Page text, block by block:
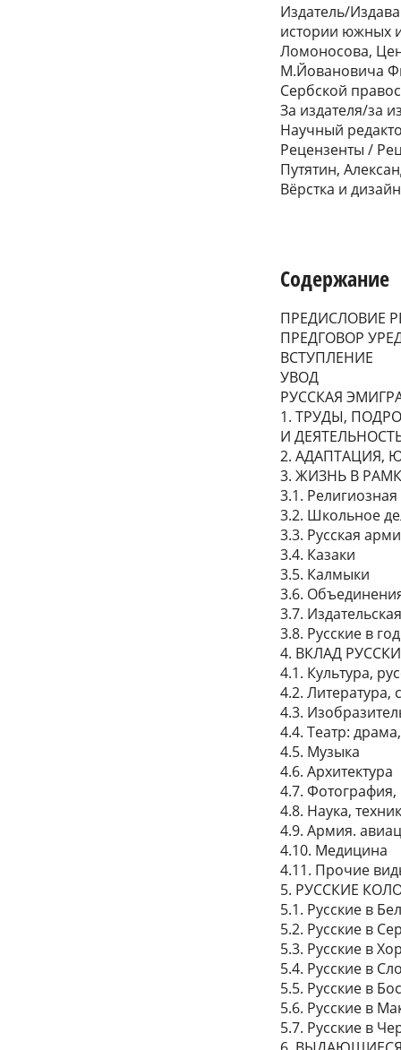
Издатель/
истории южных
Ломоносова,
М.Йовановича
Сербской
За издателя/за
Научный
Рецензенты /
Путятин,
Вёрстка и
Содержание
ПРЕДИСЛОВИЕ
ПРЕДГОВОР
ВСТУПЛЕНИЕ
УВОД
РУССКАЯ
1. ТРУДЫ,
И
2. АДАПТАЦИЯ,
3. ЖИЗНЬ В
3.1.
3.2. Школьное
3.3. Русская
3.4. Казаки
3.5. Калмыки
3.6.
3.7.
3.8. Русские в
4. ВКЛАД
4.1. Культура,
4.2. Литература,
4.3.
4.4. Театр:
4.5. Музыка
4.6. Архитектура
4.7. Фотография,
4.8. Наука,
4.9. Армия.
4.10. Медицина
4.11. Прочие
5. РУССКИЕ
5.1. Русские в
5.2. Русские в
5.3. Русские в
5.4. Русские в
5.5. Русские в
5.6. Русские в
5.7. Русские в